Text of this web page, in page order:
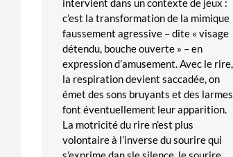
c’est la transformation de la mimique
faussement agressive – dite « visage
détendu, bouche ouverte » – en
expression d’amusement. Avec le rire,
la respiration devient saccadée, on
émet des sons bruyants et des larmes
font éventuellement leur apparition.
La motricité du rire n’est plus
volontaire à l’inverse du sourire qui